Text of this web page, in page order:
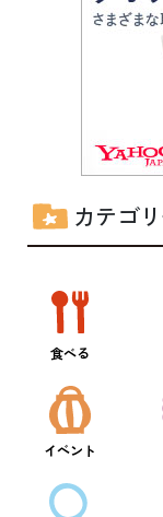
カテゴ
食べる
イベント